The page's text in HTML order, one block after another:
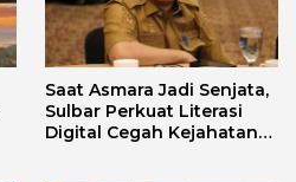
Saat Asmara Jadi Senjata,
Sulbar Perkuat Literasi
Digital Cegah Kejahatan